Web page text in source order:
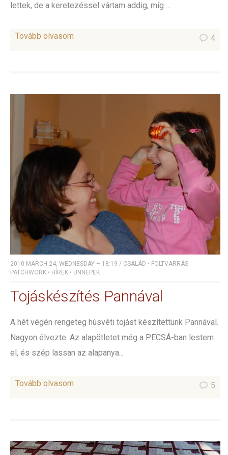
lettek, de a keretezéssel vártam addig, míg ...
Tovább olvasom 4
2010 MARCH 24, WEDNESDAY – 18:19 / CSALÁD • FOLTVARRÁS -
PATCHWORK • HÍREK • ÜNNEPEK
Tojáskészítés Pannával
A hét végén rengeteg húsvéti tojást készítettünk Pannával.
Nagyon élvezte. Az alapötletet még a PECSÁ-ban lestem
el, és szép lassan az alapanya...
Tovább olvasom 5